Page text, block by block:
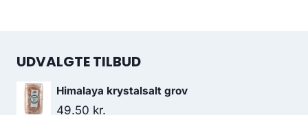
UDVALGTE TILBUD
Himalaya krystalsalt grov
49.50 kr.